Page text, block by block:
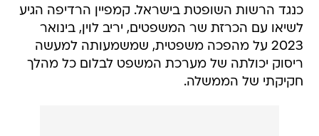
כנגד הרשות השופטת בישראל. קמפיין הרדיפה הגיע
לשיאו עם הכרזת שר המשפטים, יריב לוין, בינואר
2023 על מהפכה משפטית, שמשמעותה למעשה
ריסוק יכולתה של מערכת המשפט לבלום כל מהלך
חקיקתי של הממשלה.